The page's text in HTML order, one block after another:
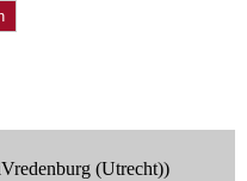
(Utrecht))